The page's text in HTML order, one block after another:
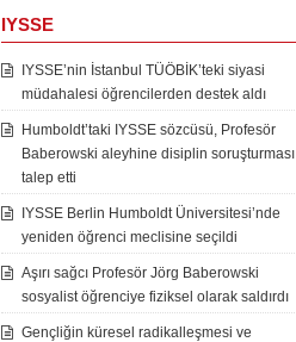
IYSSE
IYSSE’nin İstanbul TÜÖBİK’teki siyasi
müdahalesi öğrencilerden destek aldı
Humboldt’taki IYSSE sözcüsü, Profesör
Baberowski aleyhine disiplin soruşturması
talep etti
IYSSE Berlin Humboldt Üniversitesi’nde
yeniden öğrenci meclisine seçildi
Aşırı sağcı Profesör Jörg Baberowski
sosyalist öğrenciye fiziksel olarak saldırdı
Gençliğin küresel radikalleşmesi ve